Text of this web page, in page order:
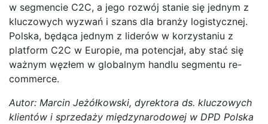
w segmencie C2C, a jego rozwój stanie się jednym z
kluczowych wyzwań i szans dla branży logistycznej.
Polska, będąca jednym z liderów w korzystaniu z
platform C2C w Europie, ma potencjał, aby stać się
ważnym węzłem w globalnym handlu segmentu re-
commerce.
Autor: Marcin Jeżółkowski, dyrektora ds. kluczowych
klientów i sprzedaży międzynarodowej w DPD Polska